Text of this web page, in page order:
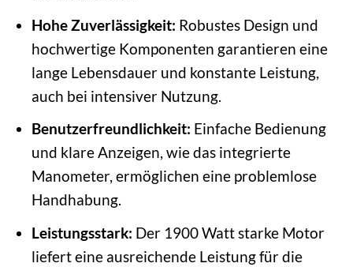
Hohe Zuverlässigkeit: Robustes Design und
hochwertige Komponenten garantieren eine
lange Lebensdauer und konstante Leistung,
auch bei intensiver Nutzung.
Benutzerfreundlichkeit: Einfache Bedienung
und klare Anzeigen, wie das integrierte
Manometer, ermöglichen eine problemlose
Handhabung.
Leistungsstark: Der 1900 Watt starke Motor
liefert eine ausreichende Leistung für die